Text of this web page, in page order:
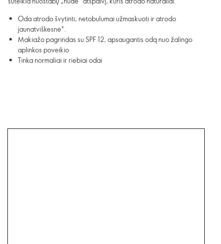
Oda atrodo švytinti, netobulumai užmaskuoti ir atrodo
jaunatviškesnė*.
Makiažo pagrindas su SPF 12, apsaugantis odą nuo žalingo
aplinkos poveikio
Tinka normaliai ir riebiai odai